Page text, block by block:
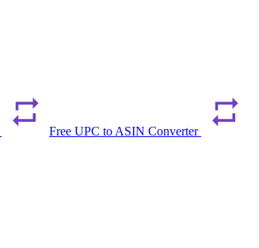
Free UPC to ASIN Converter